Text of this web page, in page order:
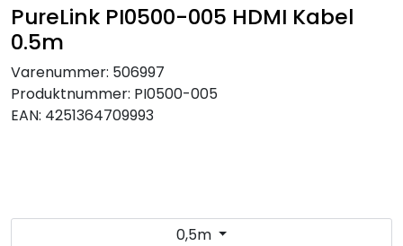
PureLink PI0500-005 HDMI Kabel
0.5m
Varenummer: 506997
Produktnummer: PI0500-005
EAN: 4251364709993
0,5m